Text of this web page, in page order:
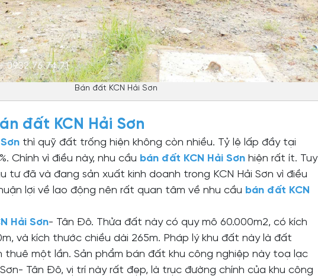
Bán đất KCN Hải Sơn
đất KCN Hải Sơn
thì quỹ đất trống hiện không còn nhiều. Tỷ lệ lấp đầy tại
Chính vì điều này, nhu cầu bán đất KCN Hải Sơn hiện rất ít. Tuy
tư đã và đang sản xuất kinh doanh trong KCN Hải Sơn vì điều
lợi về lao động nên rất quan tâm về nhu cầu bán đất KCN
Hải Sơn- Tân Đô. Thửa đất này có quy mô 60.000m2, có kích
và kích thước chiều dài 265m. Pháp lý khu đất này là đất
một lần. Sản phẩm bán đất khu công nghiệp này toạ lạc
Tân Đô, vị trí này rất đẹp, là trục đường chính của khu công